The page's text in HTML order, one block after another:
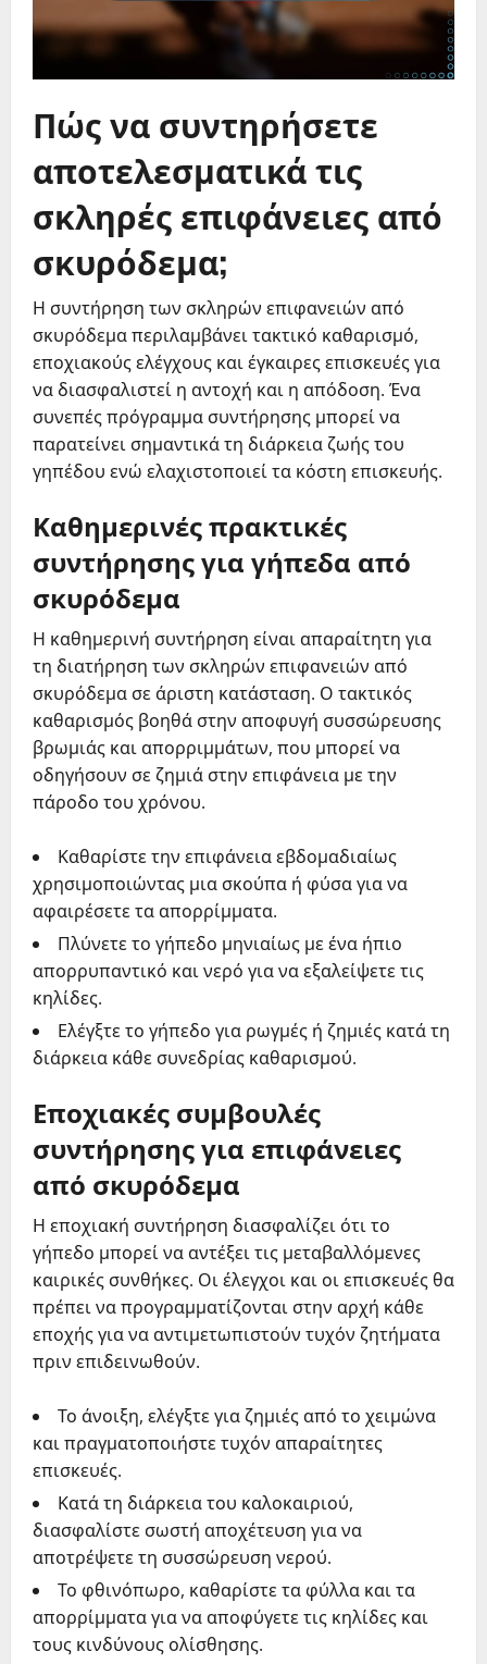
Πώς να συντηρήσετε
αποτελεσματικά τις
σκληρές επιφάνειες από
σκυρόδεμα;
Η συντήρηση των σκληρών επιφανειών από
σκυρόδεμα περιλαμβάνει τακτικό καθαρισμό,
εποχιακούς ελέγχους και έγκαιρες επισκευές για
να διασφαλιστεί η αντοχή και η απόδοση. Ένα
συνεπές πρόγραμμα συντήρησης μπορεί να
παρατείνει σημαντικά τη διάρκεια ζωής του
γηπέδου ενώ ελαχιστοποιεί τα κόστη επισκευής.
Καθημερινές πρακτικές
συντήρησης για γήπεδα από
σκυρόδεμα
Η καθημερινή συντήρηση είναι απαραίτητη για
τη διατήρηση των σκληρών επιφανειών από
σκυρόδεμα σε άριστη κατάσταση. Ο τακτικός
καθαρισμός βοηθά στην αποφυγή συσσώρευσης
βρωμιάς και απορριμμάτων, που μπορεί να
οδηγήσουν σε ζημιά στην επιφάνεια με την
πάροδο του χρόνου.
Καθαρίστε την επιφάνεια εβδομαδιαίως
χρησιμοποιώντας μια σκούπα ή φύσα για να
αφαιρέσετε τα απορρίμματα.
Πλύνετε το γήπεδο μηνιαίως με ένα ήπιο
απορρυπαντικό και νερό για να εξαλείψετε τις
κηλίδες.
Ελέγξτε το γήπεδο για ρωγμές ή ζημιές κατά τη
διάρκεια κάθε συνεδρίας καθαρισμού.
Εποχιακές συμβουλές
συντήρησης για επιφάνειες
από σκυρόδεμα
Η εποχιακή συντήρηση διασφαλίζει ότι το
γήπεδο μπορεί να αντέξει τις μεταβαλλόμενες
καιρικές συνθήκες. Οι έλεγχοι και οι επισκευές θα
πρέπει να προγραμματίζονται στην αρχή κάθε
εποχής για να αντιμετωπιστούν τυχόν ζητήματα
πριν επιδεινωθούν.
Το άνοιξη, ελέγξτε για ζημιές από το χειμώνα
και πραγματοποιήστε τυχόν απαραίτητες
επισκευές.
Κατά τη διάρκεια του καλοκαιριού,
διασφαλίστε σωστή αποχέτευση για να
αποτρέψετε τη συσσώρευση νερού.
Το φθινόπωρο, καθαρίστε τα φύλλα και τα
απορρίμματα για να αποφύγετε τις κηλίδες και
τους κινδύνους ολίσθησης.